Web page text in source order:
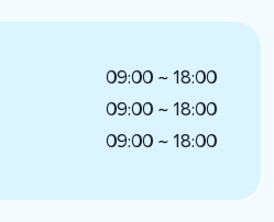
09:00 ~ 18:00
09:00 ~ 18:00
09:00 ~ 18:00